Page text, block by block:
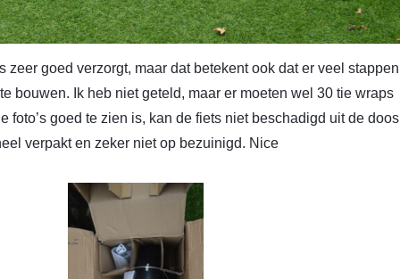
zeer goed verzorgt, maar dat betekent ook dat er veel stappen
bouwen. Ik heb niet geteld, maar er moeten wel 30 tie wraps
foto’s goed te zien is, kan de fiets niet beschadigd uit de doos
verpakt en zeker niet op bezuinigd. Nice